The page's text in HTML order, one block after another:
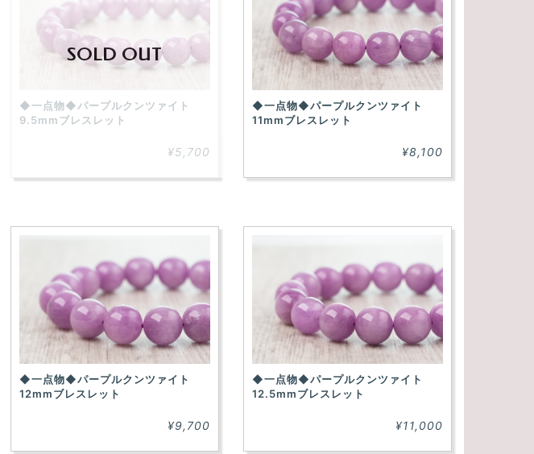
SOLD OUT
◆一点物◆パープルクンツァイト
9.5mmブレスレット
¥5,700
◆一点物◆パープルクンツァイト
11mmブレスレット
¥8,100
◆一点物◆パープルクンツァイト
12mmブレスレット
¥9,700
◆一点物◆パープルクンツァイト
12.5mmブレスレット
¥11,000